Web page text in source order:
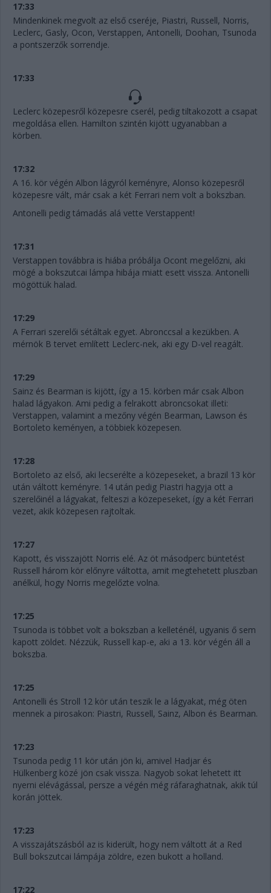
17:33
Mindenkinek megvolt az első cseréje, Piastri, Russell, Norris,
Leclerc, Gasly, Ocon, Verstappen, Antonelli, Doohan, Tsunoda
a pontszerzők sorrendje.
17:33
Leclerc közepesről közepesre cserél, pedig tiltakozott a csapat
megoldása ellen. Hamilton szintén kijött ugyanabban a
körben.
17:32
A 16. kör végén Albon lágyról keményre, Alonso közepesről
közepesre vált, már csak a két Ferrari nem volt a bokszban.
Antonelli pedig támadás alá vette Verstappent!
17:31
Verstappen továbbra is hiába próbálja Ocont megelőzni, aki
mögé a bokszutcai lámpa hibája miatt esett vissza. Antonelli
mögöttük halad.
17:29
A Ferrari szerelői sétáltak egyet. Abronccsal a kezükben. A
mérnök B tervet említett Leclerc-nek, aki egy D-vel reagált.
17:29
Sainz és Bearman is kijött, így a 15. körben már csak Albon
halad lágyakon. Ami pedig a felrakott abroncsokat illeti:
Verstappen, valamint a mezőny végén Bearman, Lawson és
Bortoleto keményen, a többiek közepesen.
17:28
Bortoleto az első, aki lecserélte a közepeseket, a brazil 13 kör
után váltott keményre. 14 után pedig Piastri hagyja ott a
szerelőinél a lágyakat, felteszi a közepeseket, így a két Ferrari
vezet, akik közepesen rajtoltak.
17:27
Kapott, és visszajött Norris elé. Az öt másodperc büntetést
Russell három kör előnyre váltotta, amit megtehetett pluszban
anélkül, hogy Norris megelőzte volna.
17:25
Tsunoda is többet volt a bokszban a kelleténél, ugyanis ő sem
kapott zöldet. Nézzük, Russell kap-e, aki a 13. kör végén áll a
bokszba.
17:25
Antonelli és Stroll 12 kör után teszik le a lágyakat, még öten
mennek a pirosakon: Piastri, Russell, Sainz, Albon és Bearman.
17:23
Tsunoda pedig 11 kör után jön ki, amivel Hadjar és
Hülkenberg közé jön csak vissza. Nagyob sokat lehetett itt
nyerni elévágással, persze a végén még ráfaraghatnak, akik túl
korán jöttek.
17:23
A visszajátszásból az is kiderült, hogy nem váltott át a Red
Bull bokszutcai lámpája zöldre, ezen bukott a holland.
17:22